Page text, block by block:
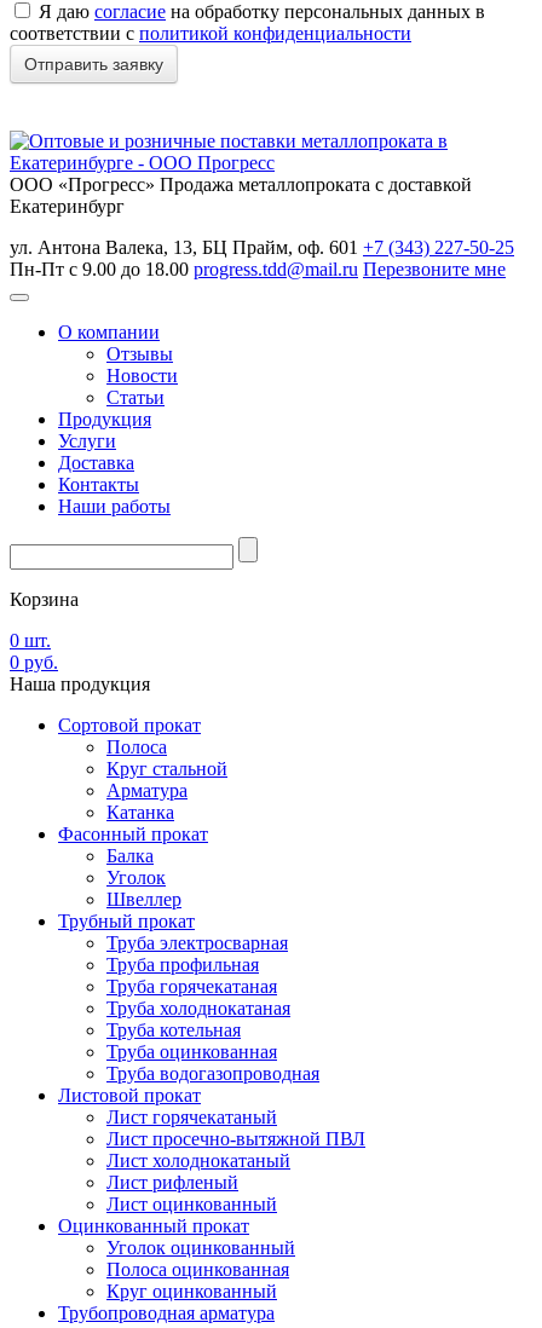
Я даю согласие на обработку персональных данных в
соответствии с политикой конфиденциальности
ООО «Прогресс» Продажа металлопроката с доставкой
Екатеринбург
ул. Антона Валека, 13, БЦ Прайм, оф. 601 +7 (343) 227-50-25
Пн-Пт с 9.00 до 18.00 progress.tdd@mail.ru Перезвоните мне
О компании
Отзывы
Новости
Статьи
Продукция
Услуги
Доставка
Контакты
Наши работы
Корзина
0 шт.
0 руб.
Наша продукция
Сортовой прокат
Полоса
Круг стальной
Арматура
Катанка
Фасонный прокат
Балка
Уголок
Швеллер
Трубный прокат
Труба электросварная
Труба профильная
Труба горячекатаная
Труба холоднокатаная
Труба котельная
Труба оцинкованная
Труба водогазопроводная
Листовой прокат
Лист горячекатаный
Лист просечно-вытяжной ПВЛ
Лист холоднокатаный
Лист рифленый
Лист оцинкованный
Оцинкованный прокат
Уголок оцинкованный
Полоса оцинкованная
Круг оцинкованный
Трубопроводная арматура